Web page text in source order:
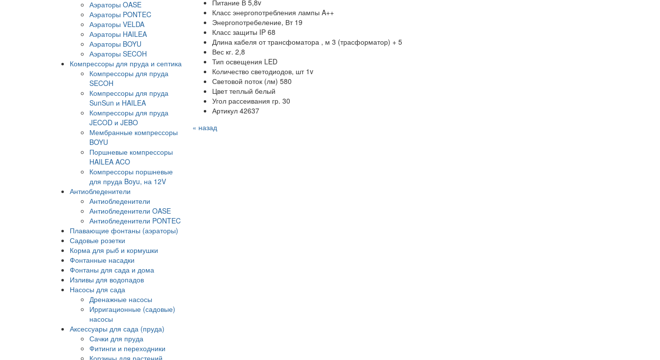
Аэраторы OASE
Аэраторы PONTEC
Аэраторы VELDA
Аэраторы HAILEA
Аэраторы BOYU
Аэраторы SECOH
Компрессоры для пруда и септика
Компрессоры для пруда
SECOH
Компрессоры для пруда
SunSun и HAILEA
Компрессоры для пруда
JECOD и JEBO
Мембранные компрессоры
BOYU
Поршневые компрессоры
HAILEA ACO
Компрессоры поршневые
для пруда Boyu, на 12V
Антиобледенители
Антиобледенители
Антиобледенители OASE
Антиобледенители PONTEC
Плавающие фонтаны (аэраторы)
Садовые розетки
Корма для рыб и кормушки
Фонтанные насадки
Фонтаны для сада и дома
Изливы для водопадов
Насосы для сада
Дренажные насосы
Ирригационные (садовые)
насосы
Аксессуары для сада (пруда)
Сачки для пруда
Фитинги и переходники
Корзины для растений
Питание В 5,8v
Класс энергопотребления лампы A++
Энергопотребеление, Вт 19
Класс защиты IP 68
Длина кабеля от трансфоматора , м 3 (трасформатор) + 5
Вес кг. 2,8
Тип освещения LED
Количество светодиодов, шт 1v
Световой поток (лм) 580
Цвет теплый белый
Угол рассеивания гр. 30
Артикул 42637
« назад